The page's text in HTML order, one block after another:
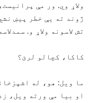
ولاړ وي. ور مې
ژوند ته یې خطر پیښ
تش لاسونه ولاړ و.
کاکا، کچالو لرئ؟
ما ویل: هو، له
او بیا مې ورته ویل،